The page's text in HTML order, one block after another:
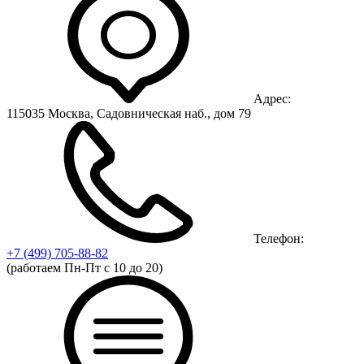
Адрес:
115035 Москва, Садовническая наб., дом 79
Телефон:
+7 (499) 705-88-82
(работаем Пн-Пт с 10 до 20)